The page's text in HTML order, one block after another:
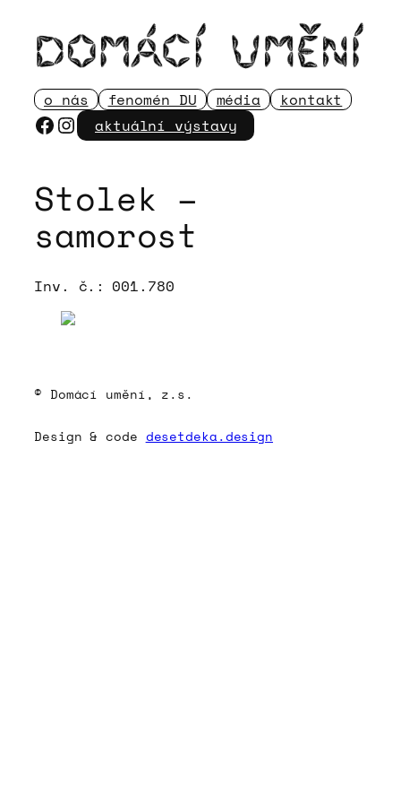
obsah
o nás fenomén DU média kontakt
Facebook
Instagram
aktuální výstavy
Stolek –
samorost
Inv. č.: 001.780
© Domácí umění, z.s.
Design & code desetdeka.design